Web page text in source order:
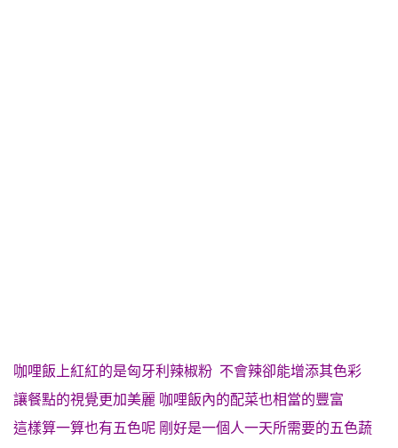
咖哩飯上紅紅的是匈牙利辣椒粉 不會辣卻能增添其色彩
讓餐點的視覺更加美麗 咖哩飯內的配菜也相當的豐富
這樣算一算也有五色呢 剛好是一個人一天所需要的五色蔬